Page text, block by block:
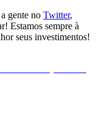
gente no Twitter,
Estamos sempre à
seus investimentos!